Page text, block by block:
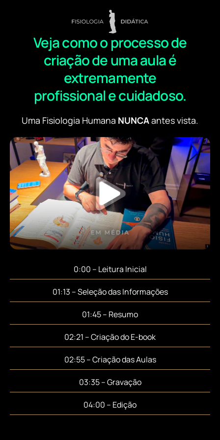
Veja como o processo de
criação de uma aula é
extremamente
profissional e cuidadoso.
Uma Fisiologia Humana NUNCAantes vista.
0:00 – Leitura Inicial
01:13 – Seleção das Informações
01:45 – Resumo
02:21 – Criação do E-book
02:55 – Criação das Aulas
03:35 – Gravação
04:00 – Edição